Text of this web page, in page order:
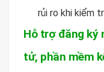
rủi ro khi kiểm
Hỗ trợ đăng ký
tử, phần mềm